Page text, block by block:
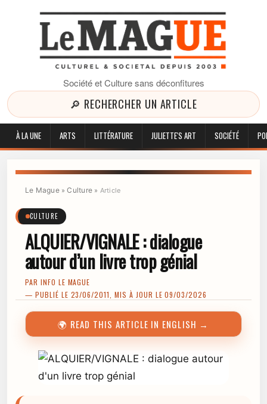
Société et Culture sans déconfitures
🔎 RECHERCHER UN ARTICLE
À LA UNE ARTS LITTÉRATURE JULIETTE'S ART SOCIÉTÉ
Le Mague»Culture» Article
CULTURE
ALQUIER/VIGNALE : dialogue
autour d’un livre trop génial
PAR INFO LE MAGUE
— PUBLIÉ LE 23/06/2011, MIS À JOUR LE 09/03/2026
🌍 READ THIS ARTICLE IN ENGLISH →